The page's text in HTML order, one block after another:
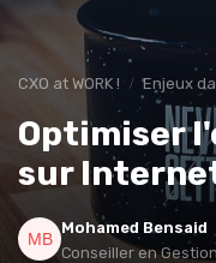
CXO at WORK ! Enjeux
Optimiser
sur
Mohamed Bensaid
Conseiller en